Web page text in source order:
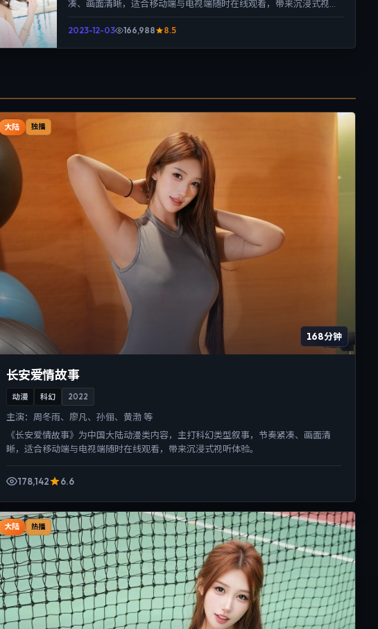
凑、画面清晰，适合移动端与电视端随时在线观看，带来沉浸式视听
2023-12-03 166,988 8.5
大陆 独播
168分钟
长安爱情故事
动漫 科幻 2022
主演： 周冬雨、廖凡、孙俪、黄渤 等
《长安爱情故事》为中国大陆动漫类内容，主打科幻类型叙事，节奏紧凑、画面清
晰，适合移动端与电视端随时在线观看，带来沉浸式视听体验。
178,142 6.6
大陆 热播